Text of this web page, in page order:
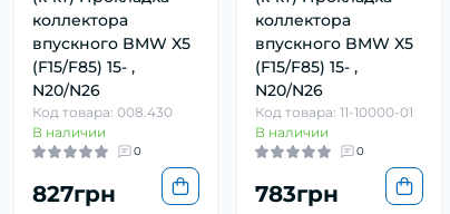
коллектора
впускного BMW X5
(F15/F85) 15- ,
N20/N26
Код товара: 008.430
В наличии
0
827грн
коллектора
впускного BMW X5
(F15/F85) 15- ,
N20/N26
Код товара: 11-10000-01
В наличии
0
783грн